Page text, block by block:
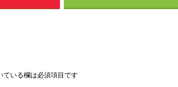
ている欄は必須項目です